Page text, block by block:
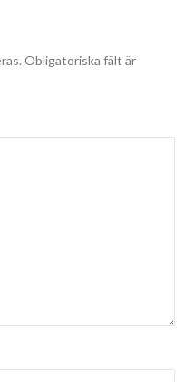
Obligatoriska fält är